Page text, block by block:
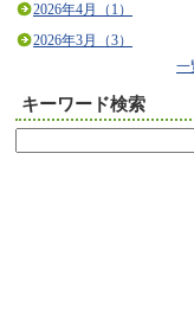
2026年4月（1）
2026年3月（3）
一
キーワード検索